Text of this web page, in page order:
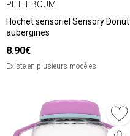
PETIT BOUM
Hochet sensoriel Sensory Donut
aubergines
8.90€
Existe en plusieurs modèles